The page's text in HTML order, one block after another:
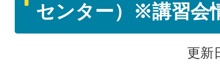
センター）※講習会
更新